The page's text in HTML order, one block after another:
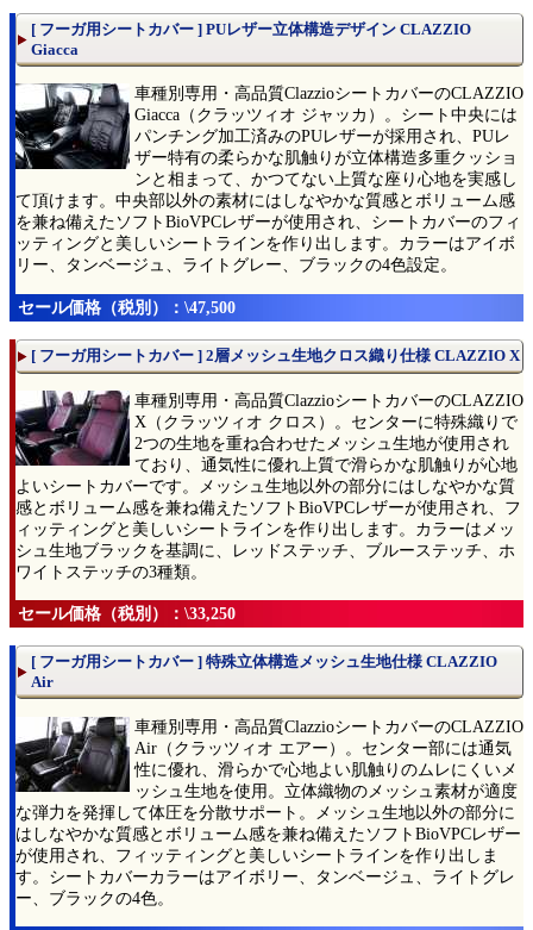
[ フーガ用シートカバー ] PUレザー立体構造デザイン CLAZZIO
Giacca
車種別専用・高品質ClazzioシートカバーのCLAZZIO
Giacca（クラッツィオ ジャッカ）。シート中央には
パンチング加工済みのPUレザーが採用され、PUレ
ザー特有の柔らかな肌触りが立体構造多重クッショ
ンと相まって、かつてない上質な座り心地を実感し
て頂けます。中央部以外の素材にはしなやかな質感とボリューム感
を兼ね備えたソフトBioVPCレザーが使用され、シートカバーのフィ
ッティングと美しいシートラインを作り出します。カラーはアイボ
リー、タンベージュ、ライトグレー、ブラックの4色設定。
セール価格（税別）：\47,500
[ フーガ用シートカバー ] 2層メッシュ生地クロス織り仕様 CLAZZIO X
車種別専用・高品質ClazzioシートカバーのCLAZZIO
X（クラッツィオ クロス）。センターに特殊織りで
2つの生地を重ね合わせたメッシュ生地が使用され
ており、通気性に優れ上質で滑らかな肌触りが心地
よいシートカバーです。メッシュ生地以外の部分にはしなやかな質
感とボリューム感を兼ね備えたソフトBioVPCレザーが使用され、フ
ィッティングと美しいシートラインを作り出します。カラーはメッ
シュ生地ブラックを基調に、レッドステッチ、ブルーステッチ、ホ
ワイトステッチの3種類。
セール価格（税別）：\33,250
[ フーガ用シートカバー ] 特殊立体構造メッシュ生地仕様 CLAZZIO
Air
車種別専用・高品質ClazzioシートカバーのCLAZZIO
Air（クラッツィオ エアー）。センター部には通気
性に優れ、滑らかで心地よい肌触りのムレにくいメ
ッシュ生地を使用。立体織物のメッシュ素材が適度
な弾力を発揮して体圧を分散サポート。メッシュ生地以外の部分に
はしなやかな質感とボリューム感を兼ね備えたソフトBioVPCレザー
が使用され、フィッティングと美しいシートラインを作り出しま
す。シートカバーカラーはアイボリー、タンベージュ、ライトグレ
ー、ブラックの4色。